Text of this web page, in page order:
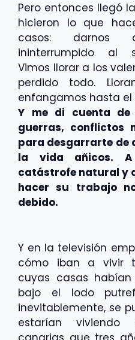
Pero entonces llegó
hicieron lo que
casos: darnos
ininterrumpido al
Vimos llorar a los
perdido todo.
enfangamos hasta
Y me di cuenta
guerras, conflictos
para desgarrarte de
la vida añicos.
catástrofe natural y
hacer su trabajo
debido.
Y en la televisión
cómo iban a vivir
cuyas casas
bajo el lodo
inevitablemente, se
estarían